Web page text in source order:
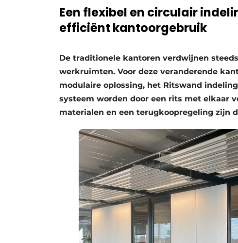
Een flexibel en circulair
efficiënt kantoorgebruik
De traditionele kantoren verdwijnen
werkruimten. Voor deze veranderende
modulaire oplossing, het Ritswand
systeem worden door een rits met elkaar
materialen en een terugkoopregeling zijn